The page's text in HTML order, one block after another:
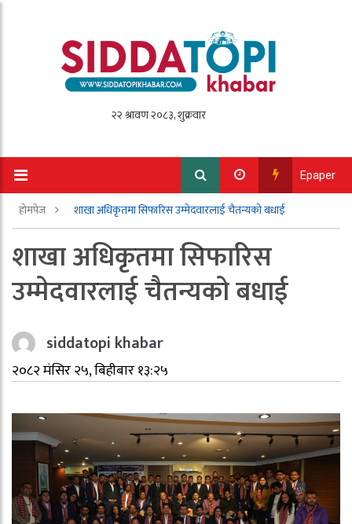
Epaper
होमपेज शाखा अधिकृतमा सिफारिस उम्मेदवारलाई चैतन्यको बधाई
शाखा अधिकृतमा सिफारिस
उम्मेदवारलाई चैतन्यको बधाई
siddatopi khabar
२०८२ मंसिर २५, बिहीबार १३:२५